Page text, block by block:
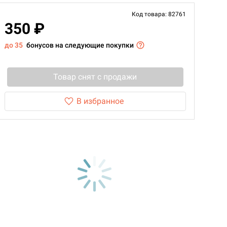
Код товара: 82761
350 ₽
до 35 бонусов на следующие покупки
Товар снят с продажи
В избранное